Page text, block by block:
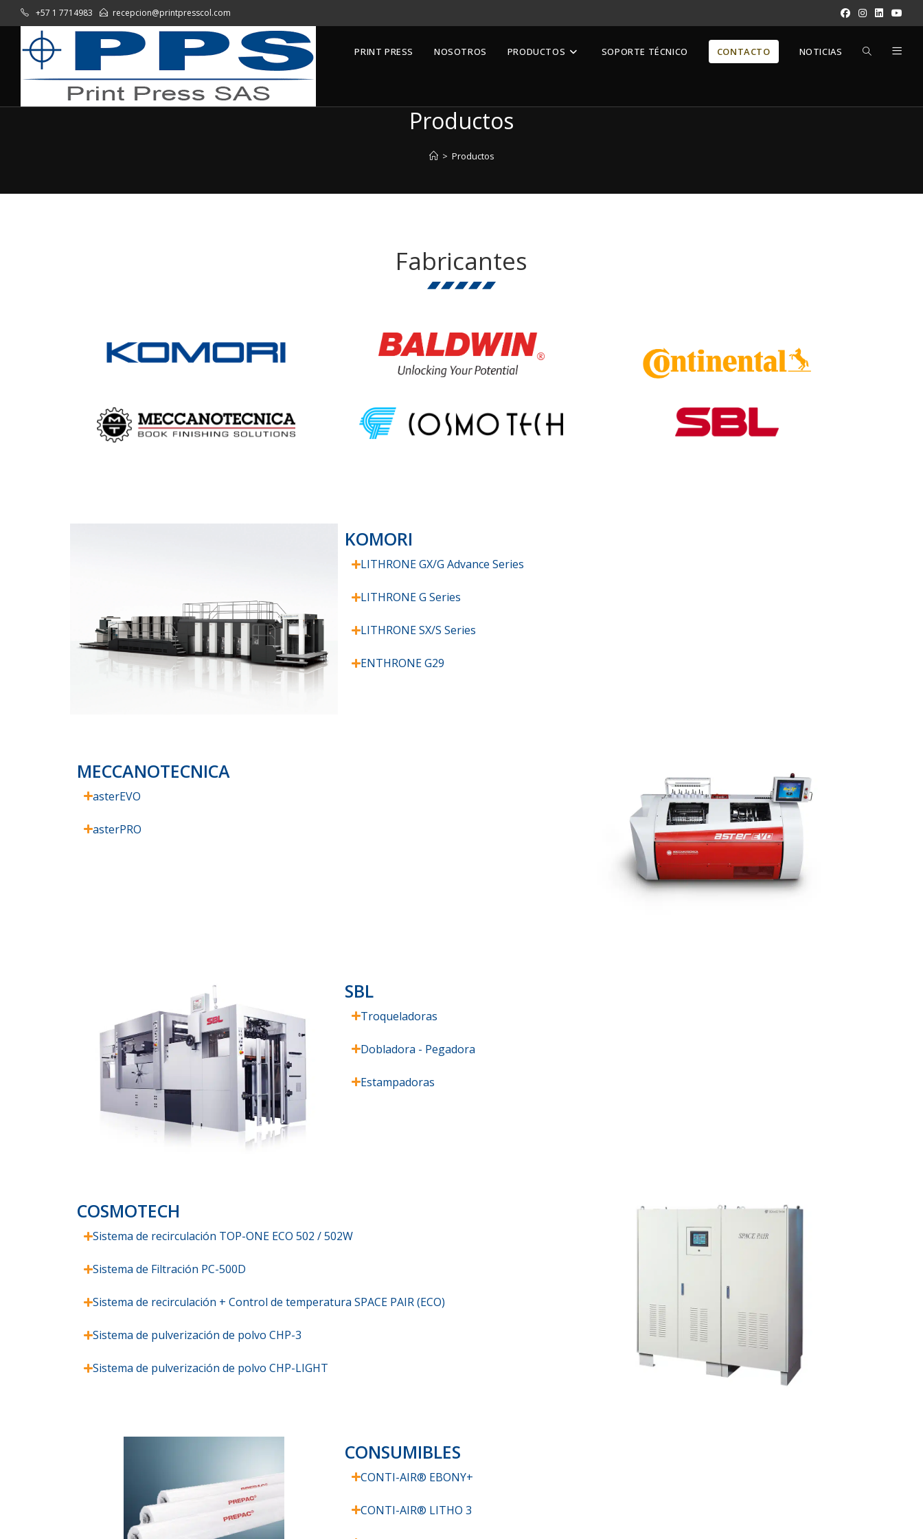
+57 1 7714983 recepcion@printpresscol.com
PRINT PRESS NOSOTROS PRODUCTOS SOPORTE TÉCNICO CONTACTO NOTICIAS
Productos
> Productos
Fabricantes
KOMORI
LITHRONE GX/G Advance Series
LITHRONE G Series
LITHRONE SX/S Series
ENTHRONE G29
MECCANOTECNICA
asterEVO
asterPRO
SBL
Troqueladoras
Dobladora - Pegadora
Estampadoras
COSMOTECH
Sistema de recirculación TOP-ONE ECO 502 / 502W
Sistema de Filtración PC-500D
Sistema de recirculación + Control de temperatura SPACE PAIR (ECO)
Sistema de pulverización de polvo CHP-3
Sistema de pulverización de polvo CHP-LIGHT
CONSUMIBLES
CONTI-AIR® EBONY+
CONTI-AIR® LITHO 3